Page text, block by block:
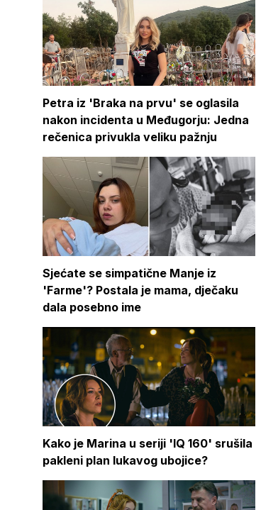
Petra iz 'Braka na prvu' se oglasila
nakon incidenta u Međugorju: Jedna
rečenica privukla veliku pažnju
Sjećate se simpatične Manje iz
'Farme'? Postala je mama, dječaku
dala posebno ime
Kako je Marina u seriji 'IQ 160' srušila
pakleni plan lukavog ubojice?